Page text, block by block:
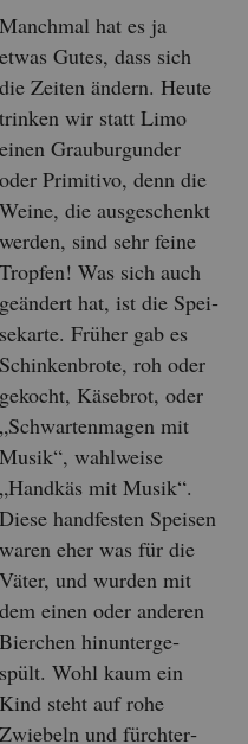
Manch­mal hat es ja
etwas Gutes, dass sich
die Zei­ten än­dern. Heute
trin­ken wir statt Limo
einen Grau­bur­gun­der
oder Pri­mi­ti­vo, denn die
Weine, die aus­ge­schenkt
wer­den, sind sehr feine
Trop­fen! Was sich auch
ge­än­dert hat, ist die Spei­
se­kar­te. Frü­her gab es
Schin­ken­bro­te, roh oder
ge­kocht, Kä­se­brot, oder
„Schwar­ten­ma­gen mit
Musik“, wahl­wei­se
„Hand­käs mit Musik“.
Diese hand­fes­ten Spei­sen
waren eher was für die
Väter, und wur­den mit
dem einen oder an­de­ren
Bier­chen hin­un­ter­ge­
spült. Wohl kaum ein
Kind steht auf rohe
Zwie­beln und fürch­ter­